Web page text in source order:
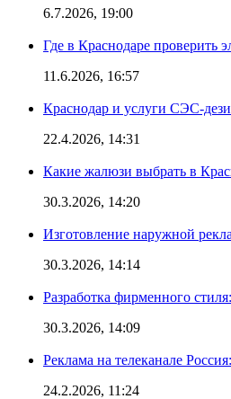
6.7.2026, 19:00
Где в Краснодаре проверить
11.6.2026, 16:57
Краснодар и услуги СЭС-
22.4.2026, 14:31
Какие жалюзи выбрать в
30.3.2026, 14:20
Изготовление наружной
30.3.2026, 14:14
Разработка фирменного
30.3.2026, 14:09
Реклама на телеканале
24.2.2026, 11:24